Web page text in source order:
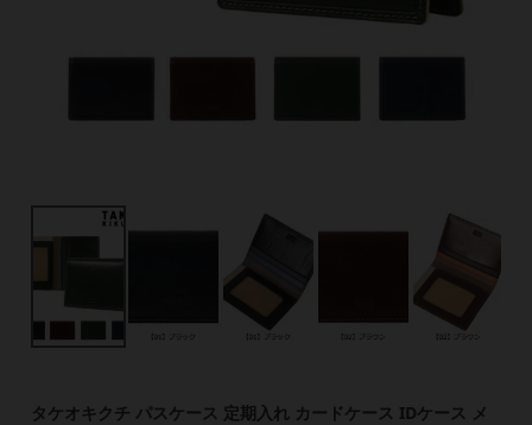
タケオキクチ パスケース 定期入れ カードケース IDケース メ